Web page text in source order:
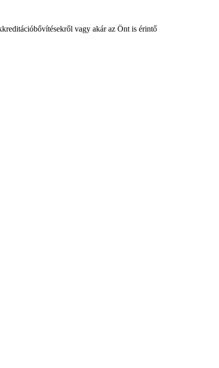
vagy akár az Önt is érintő